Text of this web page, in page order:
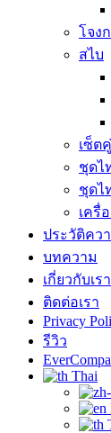
โจง
สไบ
เซ็ต
ชุดไ
ชุดไ
เครื่
ประวัติคว
บทความ
เกี่ยวกับเรา
ติดต่อเรา
Privacy
รีวิว
Thai